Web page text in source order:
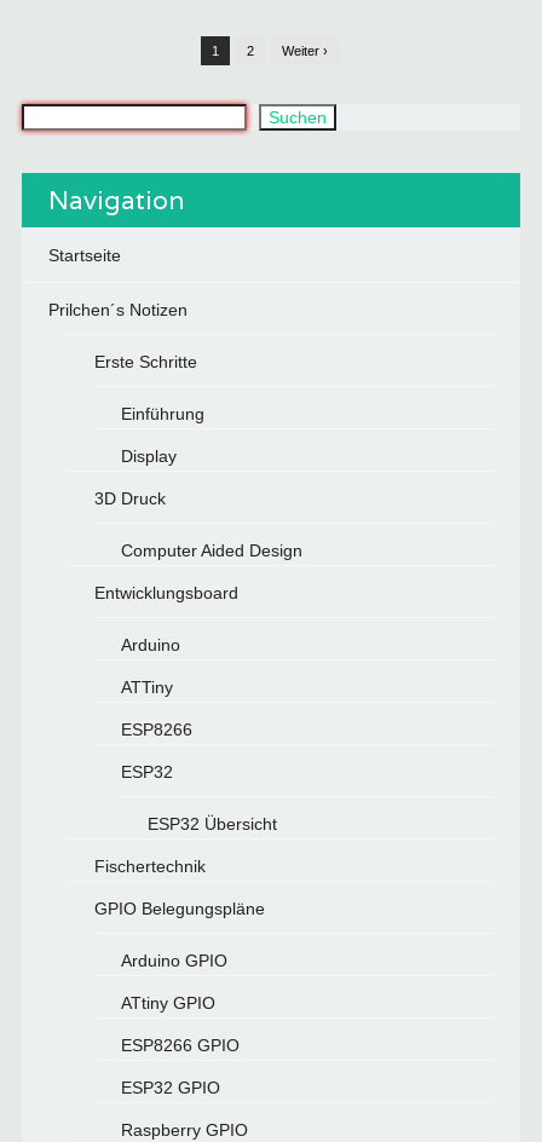
1 2 Weiter ›
Suchen
Navigation
Startseite
Prilchen´s Notizen
Erste Schritte
Einführung
Display
3D Druck
Computer Aided Design
Entwicklungsboard
Arduino
ATTiny
ESP8266
ESP32
ESP32 Übersicht
Fischertechnik
GPIO Belegungspläne
Arduino GPIO
ATtiny GPIO
ESP8266 GPIO
ESP32 GPIO
Raspberry GPIO